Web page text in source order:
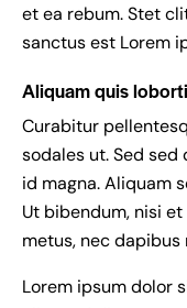
et ea rebum. Stet
sanctus est Lorem
Aliquam quis
Curabitur
sodales ut. Sed
id magna. Aliquam
Ut bibendum, nisi
metus, nec
Lorem ipsum dolor